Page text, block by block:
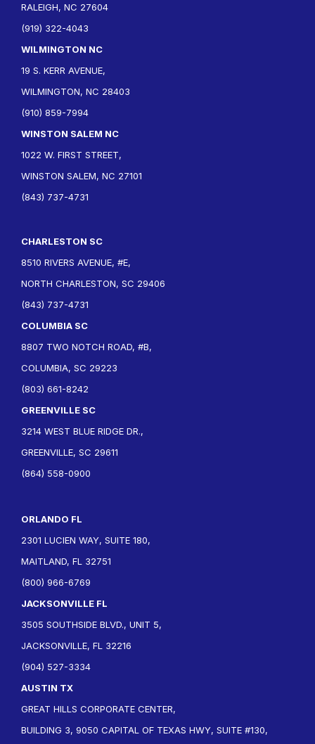
RALEIGH, NC 27604
(919) 322-4043
WILMINGTON NC
19 S. KERR AVENUE,
WILMINGTON, NC 28403
(910) 859-7994
WINSTON SALEM NC
1022 W. FIRST STREET,
WINSTON SALEM, NC 27101
(843) 737-4731
CHARLESTON SC
8510 RIVERS AVENUE, #E,
NORTH CHARLESTON, SC 29406
(843) 737-4731
COLUMBIA SC
8807 TWO NOTCH ROAD, #B,
COLUMBIA, SC 29223
(803) 661-8242
GREENVILLE SC
3214 WEST BLUE RIDGE DR.,
GREENVILLE, SC 29611
(864) 558-0900
ORLANDO FL
2301 LUCIEN WAY, SUITE 180,
MAITLAND, FL 32751
(800) 966-6769
JACKSONVILLE FL
3505 SOUTHSIDE BLVD., UNIT 5,
JACKSONVILLE, FL 32216
(904) 527-3334
AUSTIN TX
GREAT HILLS CORPORATE CENTER,
BUILDING 3, 9050 CAPITAL OF TEXAS HWY, SUITE #130,